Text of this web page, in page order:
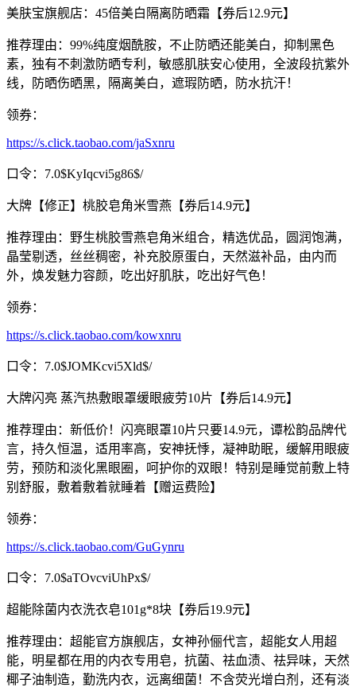
美肤宝旗舰店：45倍美白隔离防晒霜【券后12.9元】
推荐理由：99%纯度烟酰胺，不止防晒还能美白，抑制黑色
素，独有不刺激防晒专利，敏感肌肤安心使用，全波段抗紫外
线，防晒伤晒黑，隔离美白，遮瑕防晒，防水抗汗！
领券：
https://s.click.taobao.com/jaSxnru
口令：7.0$KyIqcvi5g86$/
大牌【修正】桃胶皂角米雪燕【券后14.9元】
推荐理由：野生桃胶雪燕皂角米组合，精选优品，圆润饱满，
晶莹剔透，丝丝稠密，补充胶原蛋白，天然滋补品，由内而
外，焕发魅力容颜，吃出好肌肤，吃出好气色！
领券：
https://s.click.taobao.com/kowxnru
口令：7.0$JOMKcvi5Xld$/
大牌闪亮 蒸汽热敷眼罩缓眼疲劳10片【券后14.9元】
推荐理由：新低价！闪亮眼罩10片只要14.9元，谭松韵品牌代
言，持久恒温，适用率高，安神抚悸，凝神助眠，缓解用眼疲
劳，预防和淡化黑眼圈，呵护你的双眼！特别是睡觉前敷上特
别舒服，敷着敷着就睡着【赠运费险】
领券：
https://s.click.taobao.com/GuGynru
口令：7.0$aTOvcviUhPx$/
超能除菌内衣洗衣皂101g*8块【券后19.9元】
推荐理由：超能官方旗舰店，女神孙俪代言，超能女人用超
能，明星都在用的内衣专用皂，抗菌、祛血渍、祛异味，天然
椰子油制造，勤洗内衣，远离细菌！不含荧光增白剂，还有淡